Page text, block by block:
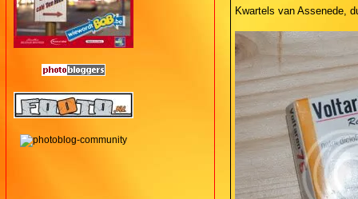
Kwartels van Assenede,